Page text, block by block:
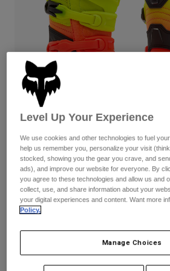
Byxor
Jackor
Handskar
Skydd
Goggles
Strumpor
Tillbehör
Byxor
Handskar
Jackor
Strumpor
Väskor & tillbehör
Women
T-Shirts & Tops
Hoodies och pullovers
Jackor
Byxor & Shorts
Shirts
Visa alla
Youth
Goggles
Sockor
Visa alla
Moto
Hjälmar
Jerseys
Pants
Botas
Goggles
Recensioner
Youth Comp Boots
Price reduced from
3.349 krto2.009,4 kr
Level Up Your Experience
We use cookies and other technologies to fuel
help us remember you, personalize your visit
stocked, showing you the gear you crave, and
ads), and improve our website for everyone. By
you agree to these technologies and allow us and
collect, use, and share information about your
your digital experiences and content. Want more
Policy.
Manage Choices